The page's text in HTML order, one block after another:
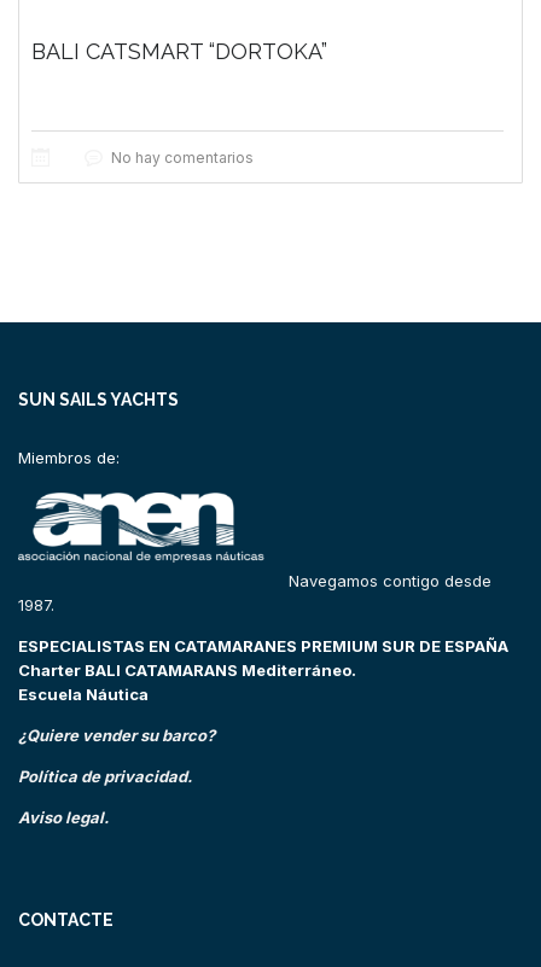
BALI CATSMART “DORTOKA”
No hay comentarios
SUN SAILS YACHTS
Miembros de:
Navegamos contigo desde
1987.
ESPECIALISTAS EN CATAMARANES PREMIUM SUR DE ESPAÑA
Charter BALI CATAMARANS Mediterráneo.
Escuela Náutica
¿Quiere vender su barco?
Política de privacidad.
Aviso legal.
CONTACTE